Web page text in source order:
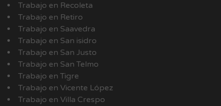
Trabajo en Recoleta
Trabajo en Retiro
Trabajo en Saavedra
Trabajo en San isidro
Trabajo en San Justo
Trabajo en San Telmo
Trabajo en Tigre
Trabajo en Vicente López
Trabajo en Villa Crespo